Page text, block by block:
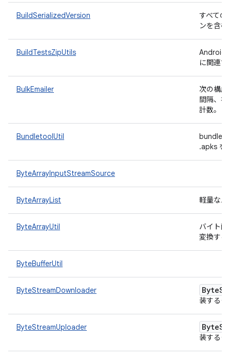
BuildSerializedVersion
すべての
ンを含
BuildTestsZipUtils
Android
に関連
BulkEmailer
次の構成
間隔、
計数。
BundletoolUtil
.apks を
ByteArrayInputStreamSource
ByteArrayList 軽量な
ByteArrayUtil
バイト
変換す
ByteBufferUtil
ByteStreamDownloader Byte
装する
ByteStreamUploader Byte
装する